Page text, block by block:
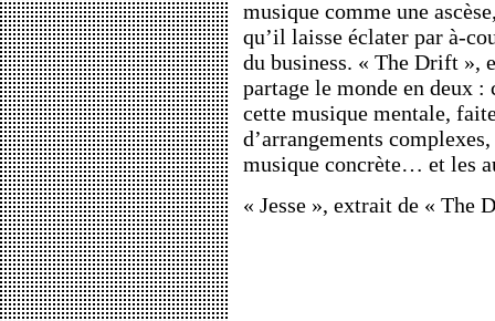
musique comme une
qu’il laisse éclater par à-
du business. « The Drift »,
partage le monde en deux
cette musique mentale,
d’arrangements
musique concrète… et les
« Jesse », extrait de « The